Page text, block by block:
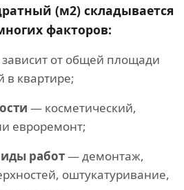
(м2) складывается
факторов:
от общей площади
в квартире;
— косметический,
евроремонт;
работ— демонтаж,
оштукатуривание,